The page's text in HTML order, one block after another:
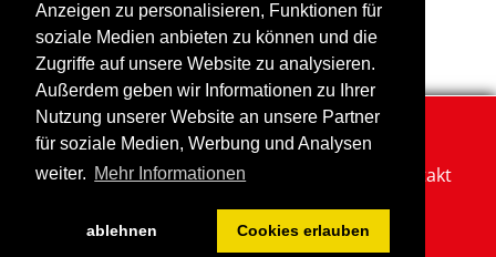
Anzeigen zu personalisieren, Funktionen für
soziale Medien anbieten zu können und die
Zugriffe auf unsere Website zu analysieren.
Außerdem geben wir Informationen zu Ihrer
Nutzung unserer Website an unsere Partner
für soziale Medien, Werbung und Analysen
weiter. Mehr Informationen
ablehnen Cookies erlauben
←zurück
Impressum Datenschutzerklärung
Kontakt